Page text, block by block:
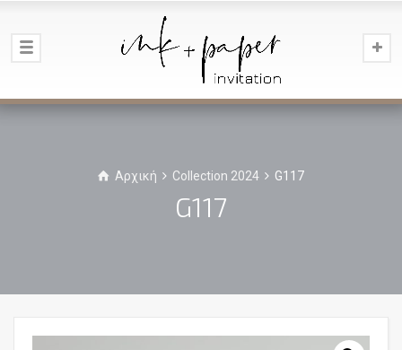
Αρχική Collection 2024 G117
G117